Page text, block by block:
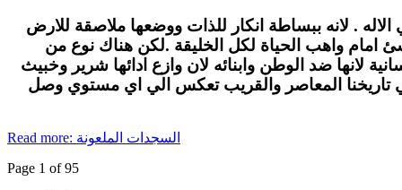
. لانه ببساطة انكار للذات ووضعها ملاصقة للارض
امام واهب الحياة لكل الخليقة .لكن هناك نوع من
لانها ضد الوطن وابنائه لان وازع ادائها شرير وخبيث
تاريخنا المعاصر والقريب تعكس الي اي مستوي وصل
Read more: السجدات الملعونة
Page 1 of 95